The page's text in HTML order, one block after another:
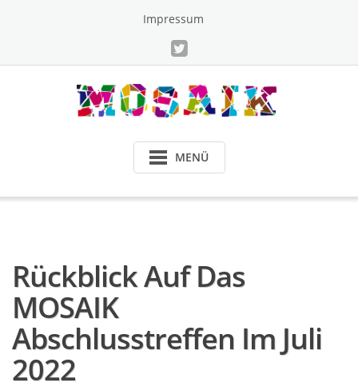
Impressum
MENÜ
Rückblick Auf Das
MOSAIK
Abschlusstreffen Im Juli
2022